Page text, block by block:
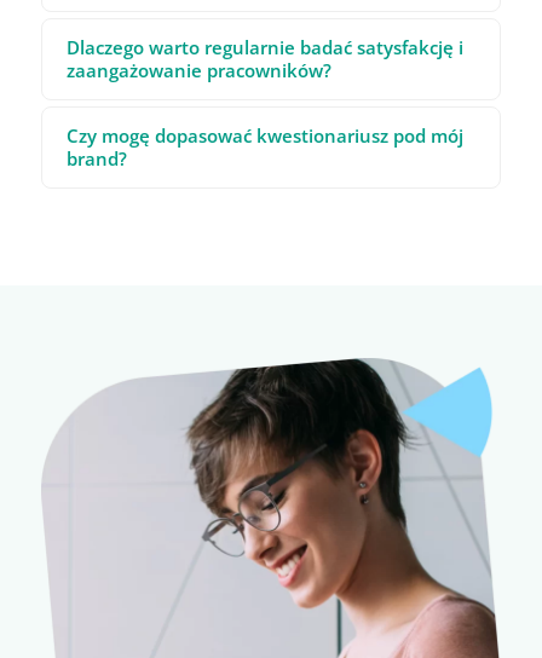
Dlaczego warto regularnie badać satysfakcję i
zaangażowanie pracowników?
Czy mogę dopasować kwestionariusz pod mój
brand?